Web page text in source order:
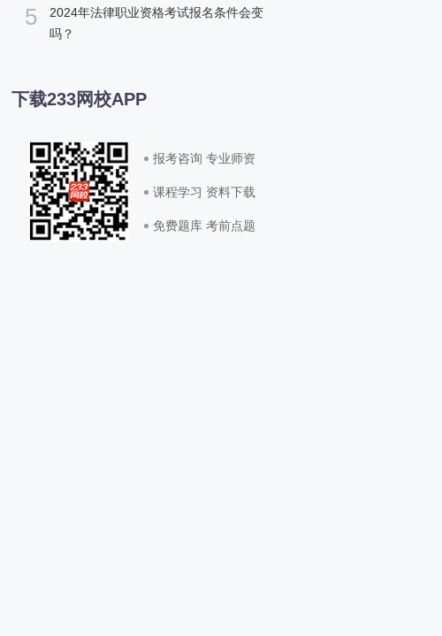
5
2024年法律职业资格考试报名条件会变
吗？
下载233网校APP
报考咨询 专业师资
课程学习 资料下载
免费题库 考前点题